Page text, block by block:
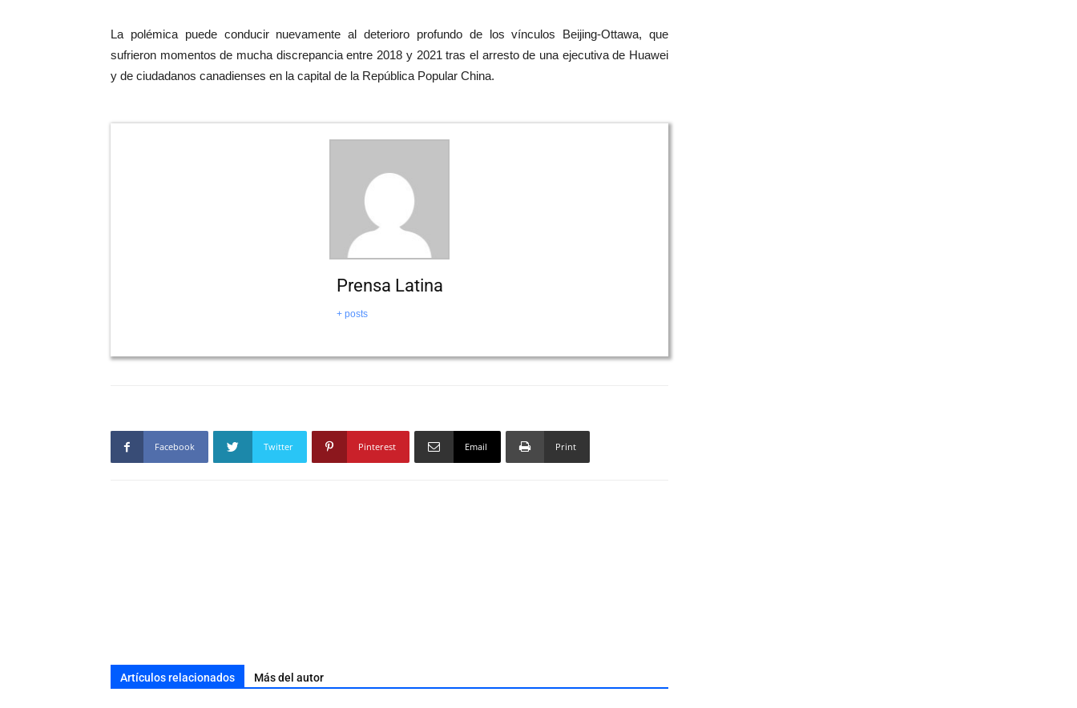
La polémica puede conducir nuevamente al deterioro profundo de los vínculos Beijing-Ottawa, que
sufrieron momentos de mucha discrepancia entre 2018 y 2021 tras el arresto de una ejecutiva de Huawei
y de ciudadanos canadienses en la capital de la República Popular China.
Prensa Latina
+ posts
Facebook Twitter Pinterest Email Print
Artículos relacionados Más del autor